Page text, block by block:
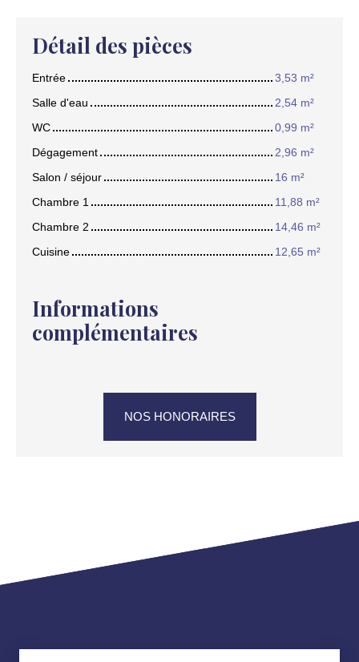
Détail des pièces
Entrée
3,53 m²
Salle d'eau
2,54 m²
WC
0,99 m²
Dégagement
2,96 m²
Salon / séjour
16 m²
Chambre 1
11,88 m²
Chambre 2
14,46 m²
Cuisine
12,65 m²
Informations
complémentaires
NOS HONORAIRES